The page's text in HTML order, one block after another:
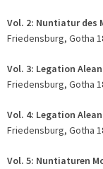
Vol. 2: Nuntiatur des
Friedensburg, Gotha
Vol. 3: Legation
Friedensburg, Gotha
Vol. 4: Legation
Friedensburg, Gotha
Vol. 5: Nuntiaturen